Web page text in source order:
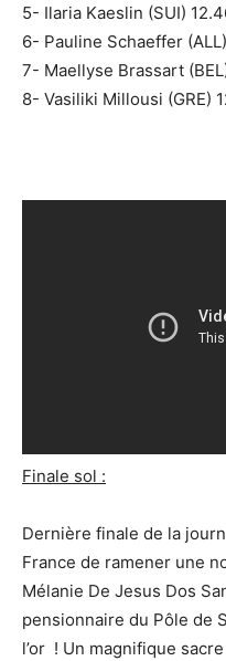
5- Ilaria Kaeslin (SUI)
6- Pauline Schaeffer
7- Maellyse Brassart
8- Vasiliki Millousi (GRE)
Finale sol :
Dernière finale de la
France de ramener une
Mélanie De Jesus Dos
pensionnaire du Pôle de
l’or ! Un magnifique